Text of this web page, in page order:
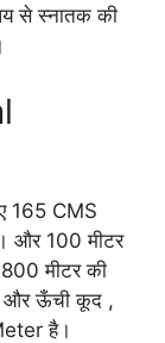
से स्नातक की
165 CMS
और 100 मीटर
मीटर की
और ऊँची कूद ,
है।